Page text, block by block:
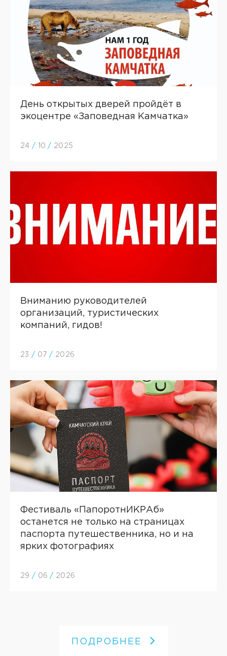
День открытых дверей пройдёт в
экоцентре «Заповедная Камчатка»
24 / 10 / 2025
Вниманию руководителей
организаций, туристических
компаний, гидов!
23 / 07 / 2026
Фестиваль «ПапоротнИКРАб»
останется не только на страницах
паспорта путешественника, но и на
ярких фотографиях
29 / 06 / 2026
ПОДРОБНЕЕ